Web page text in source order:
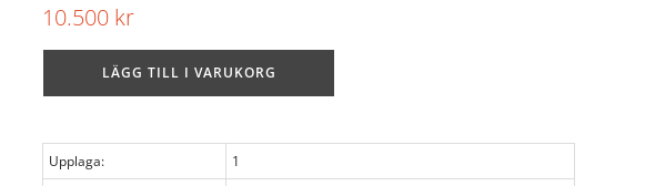
10.500 kr
LÄGG TILL I VARUKORG
Upplaga:
1